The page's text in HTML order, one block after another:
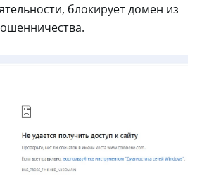
блокирует домен из